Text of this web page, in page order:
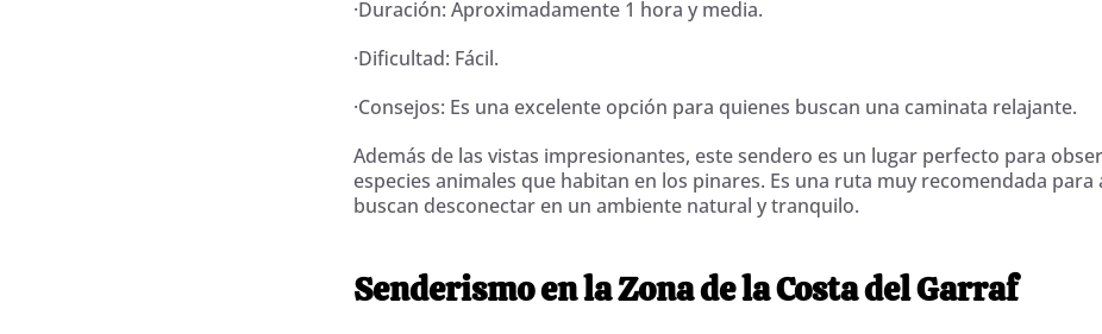
·Duración: Aproximadamente 1 hora y media.
·Dificultad: Fácil.
·Consejos: Es una excelente opción para quienes buscan una caminata relajante.
Además de las vistas impresionantes, este sendero es un lugar perfecto para
especies animales que habitan en los pinares. Es una ruta muy recomendada para
buscan desconectar en un ambiente natural y tranquilo.
Senderismo en la Zona de la Costa del Garraf